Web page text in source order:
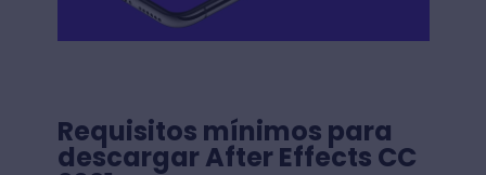
Requisitos mínimos para
descargar After Effects CC